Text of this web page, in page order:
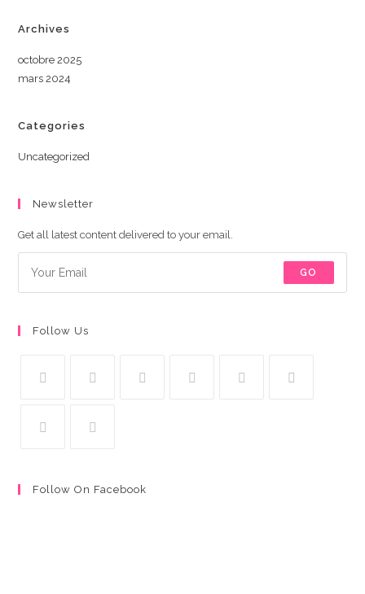
Archives
octobre 2025
mars 2024
Categories
Uncategorized
Newsletter
Get all latest content delivered to your email.
GO
Follow Us
Follow On Facebook